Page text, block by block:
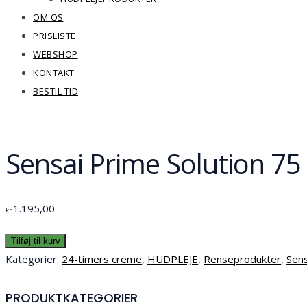
OM OS
PRISLISTE
WEBSHOP
KONTAKT
BESTIL TID
Sensai Prime Solution
kr. 1.195,00
Tilføj til kurv
Kategorier: 24-timers creme, HUDPLEJE, Renseprodukter,
PRODUKTKATEGORIER